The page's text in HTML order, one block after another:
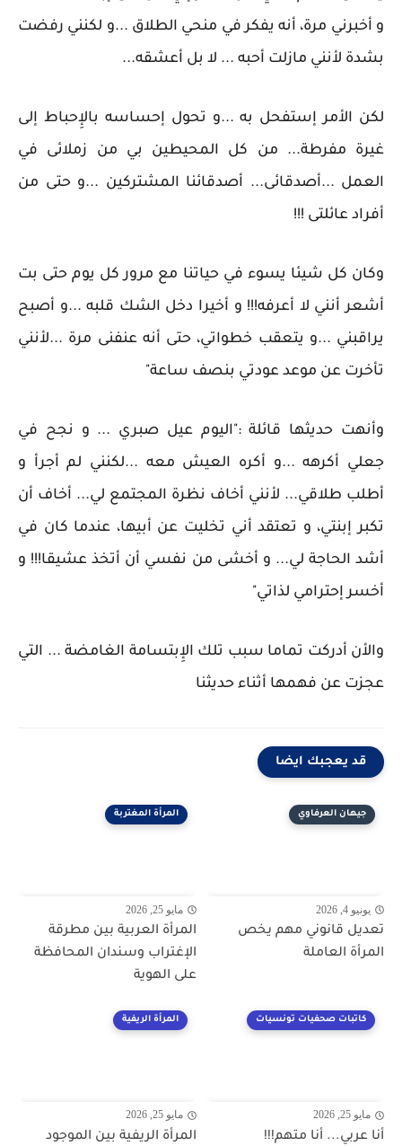
و أخبرني مرة، أنه يفكر في منحي الطلاق ...و لكنني رفضت
بشدة لأنني مازلت أحبه ... لا بل أعشقه...
لكن الأمر إستفحل به ...و تحول إحساسه بالإِحباط إلى
غيرة مفرطة... من كل المحيطين بي من زملائى في
العمل ...أصدقائى... أصدقائنا المشتركين ...و حتى من
أفراد عائلتى !!!
وكان كل شيئا يسوء في حياتنا مع مرور كل يوم حتى بت
أشعر أنني لا أعرفه!!! و أخيرا دخل الشك قلبه ...و أصبح
يراقبني ...و يتعقب خطواتي، حتى أنه عنفنى مرة ...لأنني
تأخرت عن موعد عودتي بنصف ساعة"
وأنهت حديثها قائلة :"اليوم عيل صبري ... و نجح في
جعلي أكرهه ...و أكره العيش معه ...لكنني لم أجرأ و
أطلب طلاقي... لأنني أخاف نظرة المجتمع لي... أخاف أن
تكبر إبنتي، و تعتقد أني تخليت عن أبيها، عندما كان في
أشد الحاجة لي... و أخشى من نفسي أن أتخذ عشيقا!!! و
أخسر إحترامي لذاتي"
والأن أدركت تماما سبب تلك الإِبتسامة الغامضة ... التي
عجزت عن فهمها أثناء حديثنا
قد يعجبك ايضا
جيهان العرفاوي
يونيو 4, 2026
تعديل قانوني مهم يخص
المرأة العاملة
المرأة المغتربة
مايو 25, 2026
المرأة العربية بين مطرقة
الإغتراب وسندان المحافظة
على الهوية
كاتبات صحفيات تونسيات
مايو 25, 2026
أنا عربي... أنا متهم!!!
المرأة الريفية
مايو 25, 2026
المرأة الريفية بين الموجود